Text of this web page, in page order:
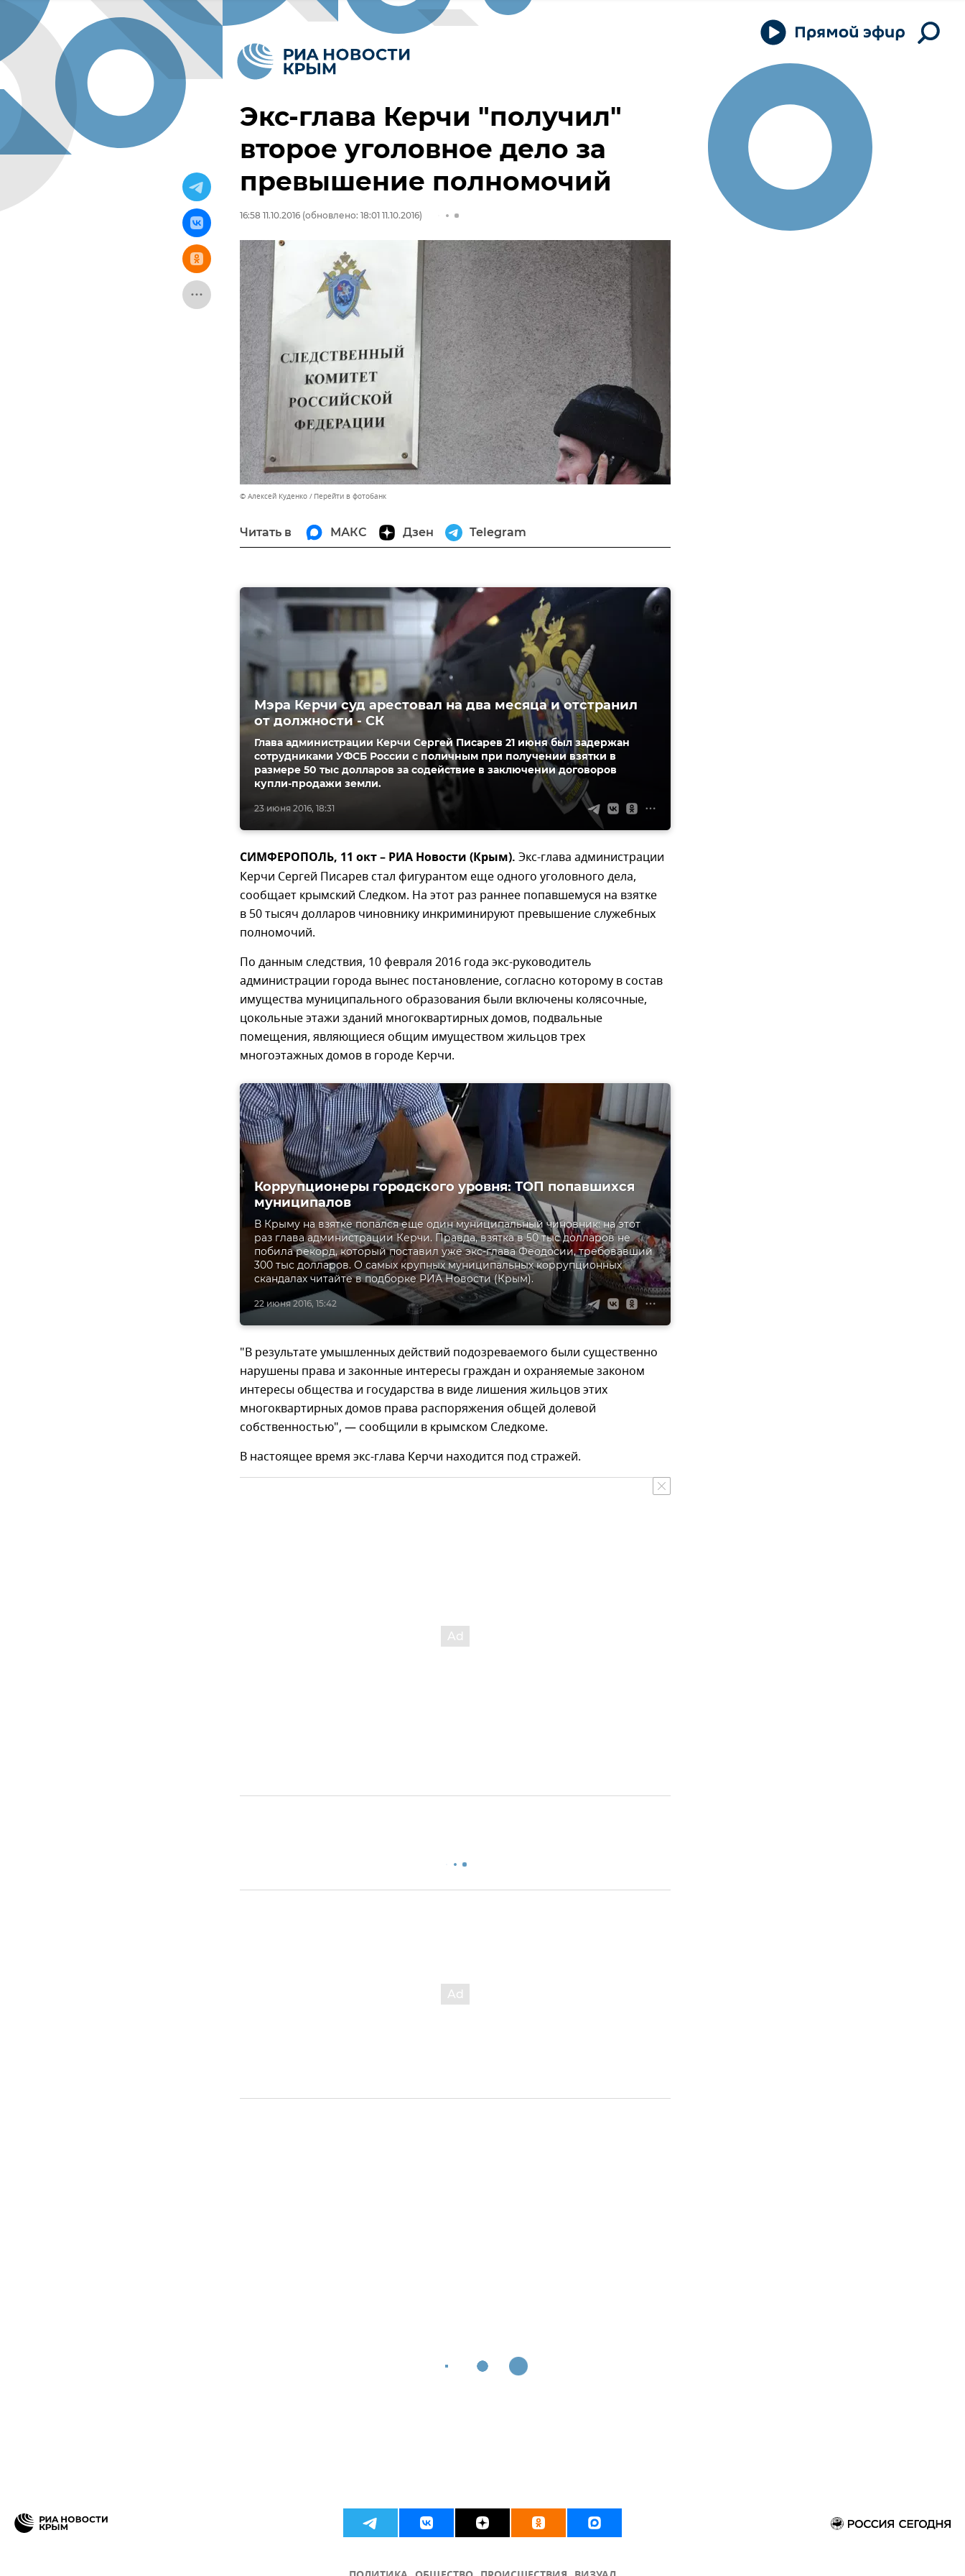
Экс-глава Керчи "получил"
второе уголовное дело за
превышение полномочий
16:58 11.10.2016 (обновлено: 18:01 11.10.2016)
© Алексей Куденко Перейти в фотобанк
Читать в МАКС Дзен Telegram
23 июня 2016, 18:31
Мэра Керчи суд арестовал на два месяца и отстранил
от должности - СК
Глава администрации Керчи Сергей Писарев 21 июня был задержан
сотрудниками УФСБ России с поличным при получении взятки в
размере 50 тыс долларов за содействие в заключении договоров
купли-продажи земли.
СИМФЕРОПОЛЬ, 11 окт – РИА Новости (Крым). Экс-глава администрации
Керчи Сергей Писарев стал фигурантом еще одного уголовного дела,
сообщает крымский Следком. На этот раз раннее попавшемуся на взятке
в 50 тысяч долларов чиновнику инкриминируют превышение служебных
полномочий.
По данным следствия, 10 февраля 2016 года экс-руководитель
администрации города вынес постановление, согласно которому в состав
имущества муниципального образования были включены колясочные,
цокольные этажи зданий многоквартирных домов, подвальные
помещения, являющиеся общим имуществом жильцов трех
многоэтажных домов в городе Керчи.
22 июня 2016, 15:42
Коррупционеры городского уровня: ТОП попавшихся
муниципалов
В Крыму на взятке попался еще один муниципальный чиновник: на этот
раз глава администрации Керчи. Правда, взятка в 50 тыс долларов не
побила рекорд, который поставил уже экс-глава Феодосии, требовавший
300 тыс долларов. О самых крупных муниципальных коррупционных
скандалах читайте в подборке РИА Новости (Крым).
"В результате умышленных действий подозреваемого были существенно
нарушены права и законные интересы граждан и охраняемые законом
интересы общества и государства в виде лишения жильцов этих
многоквартирных домов права распоряжения общей долевой
собственностью", — сообщили в крымском Следкоме.
В настоящее время экс-глава Керчи находится под стражей.